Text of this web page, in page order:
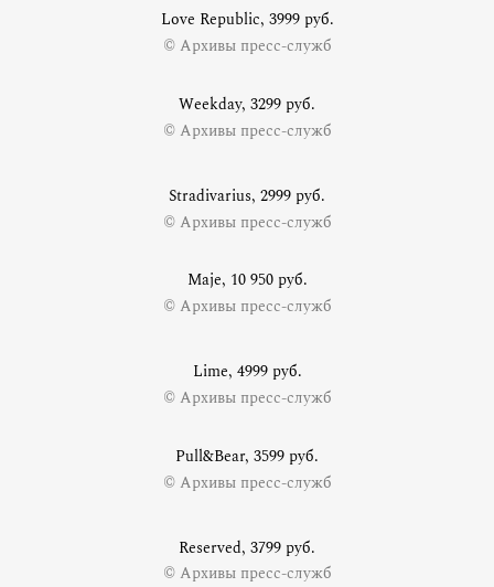
Love Republic, 3999 руб.
© Архивы пресс-служб
Weekday, 3299 руб.
© Архивы пресс-служб
Stradivarius, 2999 руб.
© Архивы пресс-служб
Maje, 10 950 руб.
© Архивы пресс-служб
Lime, 4999 руб.
© Архивы пресс-служб
Pull&Bear, 3599 руб.
© Архивы пресс-служб
Reserved, 3799 руб.
© Архивы пресс-служб